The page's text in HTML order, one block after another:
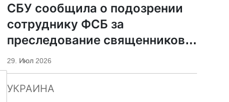
СБУ сообщила о подозрении
сотруднику ФСБ за
преследование священников
ПЦУ
29. Июл 2026
УКРАИНА